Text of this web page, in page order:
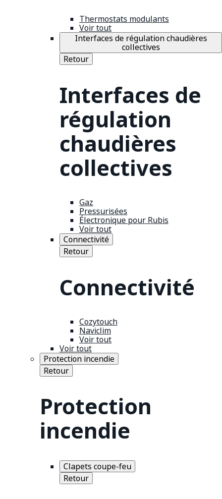
Thermostats modulants
Voir tout
Interfaces de régulation chaudières
collectives
Retour
Interfaces de
régulation
chaudières
collectives
Gaz
Pressurisées
Électronique pour Rubis
Voir tout
Connectivité
Retour
Connectivité
Cozytouch
Naviclim
Voir tout
Voir tout
Protection incendie
Retour
Protection
incendie
Clapets coupe-feu
Retour